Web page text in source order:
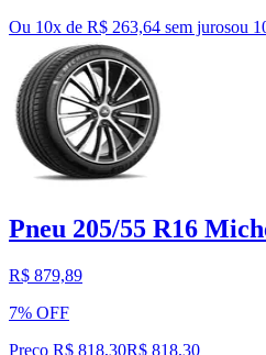
Ou 10x de R$ 263,64 sem jurosou
Pneu 205/55 R16
R$ 879,89
7% OFF
Preço R$ 818,30R$ 818,30